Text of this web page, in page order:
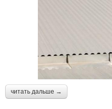
читать дальше →